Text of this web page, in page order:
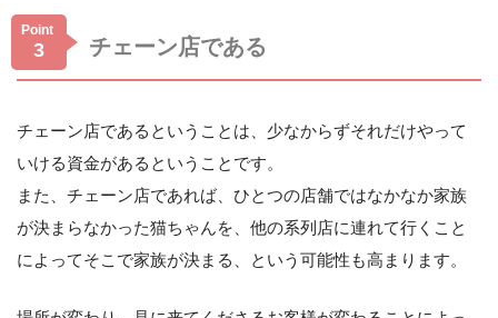
Point
3 チェーン店である
チェーン店であるということは、少なからずそれだけやって
いける資金があるということです。
また、チェーン店であれば、ひとつの店舗ではなかなか家族
が決まらなかった猫ちゃんを、他の系列店に連れて行くこと
によってそこで家族が決まる、という可能性も高まります。